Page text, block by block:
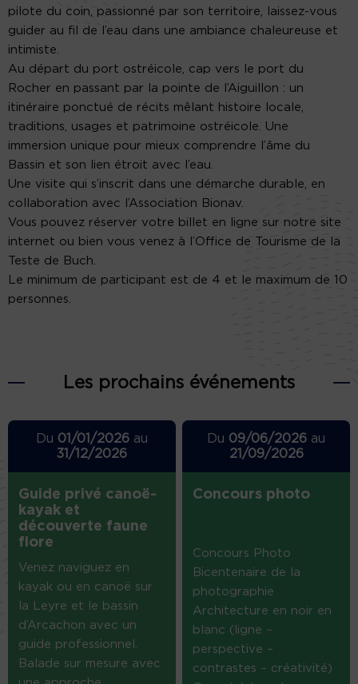
pilote du coin, passionné par son territoire, laissez-vous
guider au fil de l’eau dans une ambiance chaleureuse et
intimiste.
Au départ du port ostréicole, cap vers le port du
Rocher en passant par la pointe de l’Aiguillon : un
itinéraire ponctué de récits mêlant histoire locale,
traditions, usages et patrimoine ostréicole. Une
immersion unique pour mieux comprendre l’âme du
Bassin et son lien étroit avec l’eau.
Une visite qui s’inscrit dans une démarche durable, en
collaboration avec l’Association Bionav.
Vous pouvez réserver votre billet en ligne sur notre site
internet ou bien vous venez à l’Office de Tourisme de la
Teste de Buch.
Le minimum de participant est de 4 et le maximum de 10
personnes.
Les prochains événements
Du 01/01/2026au
31/12/2026
Guide privé canoë-
kayak et
découverte faune
flore
Venez naviguez en
kayak ou en canoë sur
la Leyre et le bassin
d’Arcachon avec un
guide professionnel.
Balade sur mesure avec
Du 09/06/2026 au
21/09/2026
Concours photo
Concours Photo
Bicentenaire de la
photographie
Architecture en noir en
blanc (ligne –
perspective –
contrastes – créativité)